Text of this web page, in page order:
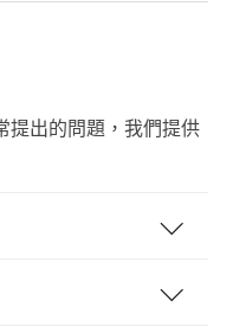
提出的問題，我們提供